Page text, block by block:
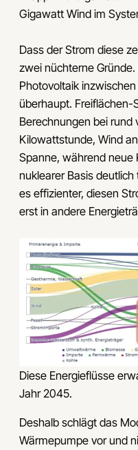
Gigawatt Wind im
Dass der Strom diese
zwei nüchterne
Photovoltaik
überhaupt. Freiflächen-
Berechnungen bei rund
Kilowattstunde, Wind
Spanne, während neue
nuklearer Basis
es effizienter, diesen
erst in andere
Diese Energieflüsse
Jahr 2045.
Deshalb schlägt das
Wärmepumpe vor und